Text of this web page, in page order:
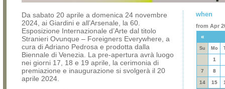
Da sabato 20 aprile a domenica 24 novembre
2024, ai Giardini e all’Arsenale, la 60.
Esposizione Internazionale d’Arte dal titolo
Stranieri Ovunque – Foreigners Everywhere, a
cura di Adriano Pedrosa e prodotta dalla
Biennale di Venezia. La pre-apertura avrà luogo
nei giorni 17, 18 e 19 aprile, la cerimonia di
premiazione e inaugurazione si svolgerà il 20
aprile 2024.
when
from Apr
«
Su Mo
1
7 8
14 15